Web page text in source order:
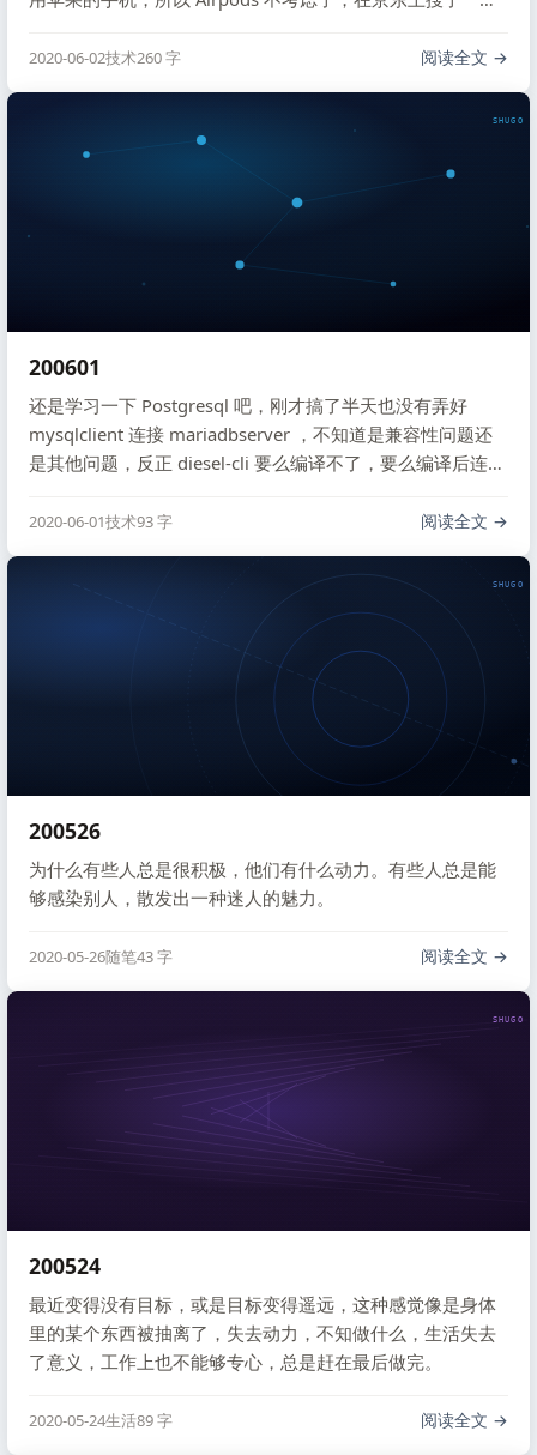
2020-06-02技术260 字 阅读全文
SHUGO
200601
还是学习一下 Postgresql 吧，刚才搞了半天也没有弄好
mysqlclient 连接 mariadbserver ，不知道是兼容性问题还
是其他问题，反正 diesel-cli 要么编译不了，要么编译后连不
2020-06-01技术93 字 阅读全文
SHUGO
200526
为什么有些人总是很积极，他们有什么动力。有些人总是能
够感染别人，散发出一种迷人的魅力。
2020-05-26随笔43 字 阅读全文
SHUGO
200524
最近变得没有目标，或是目标变得遥远，这种感觉像是身体
里的某个东西被抽离了，失去动力，不知做什么，生活失去
了意义，工作上也不能够专心，总是赶在最后做完。
2020-05-24生活89 字 阅读全文